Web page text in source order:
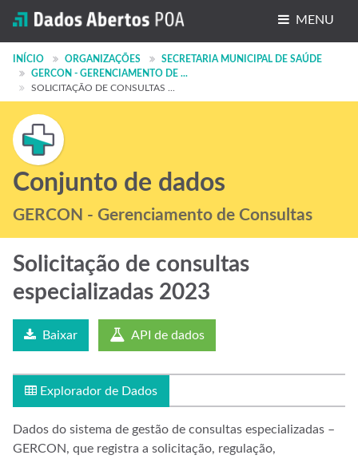
MENU
Conjuntos de dados
Organizações
Grupos
Sobre
INÍCIO ORGANIZAÇÕES
SECRETARIA MUNICIPAL DE SAÚDE
GERCON - GERENCIAMENTO DE ...
SOLICITAÇÃO DE CONSULTAS ...
Conjunto de dados
GERCON - Gerenciamento de Consultas
Solicitação de consultas
especializadas 2023
Baixar API de dados
Explorador de Dados
Dados do sistema de gestão de consultas especializadas –
GERCON, que registra a solicitação, regulação,